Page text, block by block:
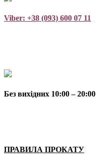
Viber: +38 (093) 600 07 11
Без вихідних 10:00 – 20:00
ПРАВИЛА ПРОКАТУ